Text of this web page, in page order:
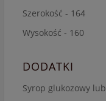
Szerokość - 164
Wysokość - 160
DODATKI
Syrop glukozowy